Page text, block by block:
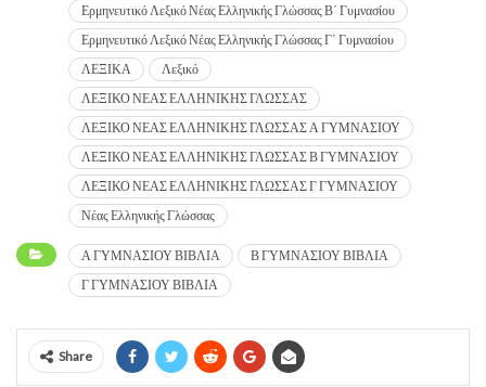
Ερμηνευτικό Λεξικό Νέας Ελληνικής Γλώσσας Β΄ Γυμνασίου
Ερμηνευτικό Λεξικό Νέας Ελληνικής Γλώσσας Γ΄ Γυμνασίου
ΛΕΞΙΚΑ
Λεξικό
ΛΕΞΙΚΟ ΝΕΑΣ ΕΛΛΗΝΙΚΗΣ ΓΛΩΣΣΑΣ
ΛΕΞΙΚΟ ΝΕΑΣ ΕΛΛΗΝΙΚΗΣ ΓΛΩΣΣΑΣ Α ΓΥΜΝΑΣΙΟΥ
ΛΕΞΙΚΟ ΝΕΑΣ ΕΛΛΗΝΙΚΗΣ ΓΛΩΣΣΑΣ Β ΓΥΜΝΑΣΙΟΥ
ΛΕΞΙΚΟ ΝΕΑΣ ΕΛΛΗΝΙΚΗΣ ΓΛΩΣΣΑΣ Γ ΓΥΜΝΑΣΙΟΥ
Νέας Ελληνικής Γλώσσας
Α ΓΥΜΝΑΣΙΟΥ ΒΙΒΛΙΑ
Β ΓΥΜΝΑΣΙΟΥ ΒΙΒΛΙΑ
Γ ΓΥΜΝΑΣΙΟΥ ΒΙΒΛΙΑ
Share